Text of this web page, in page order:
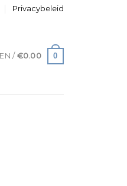
Privacybeleid
/ €0.00 0